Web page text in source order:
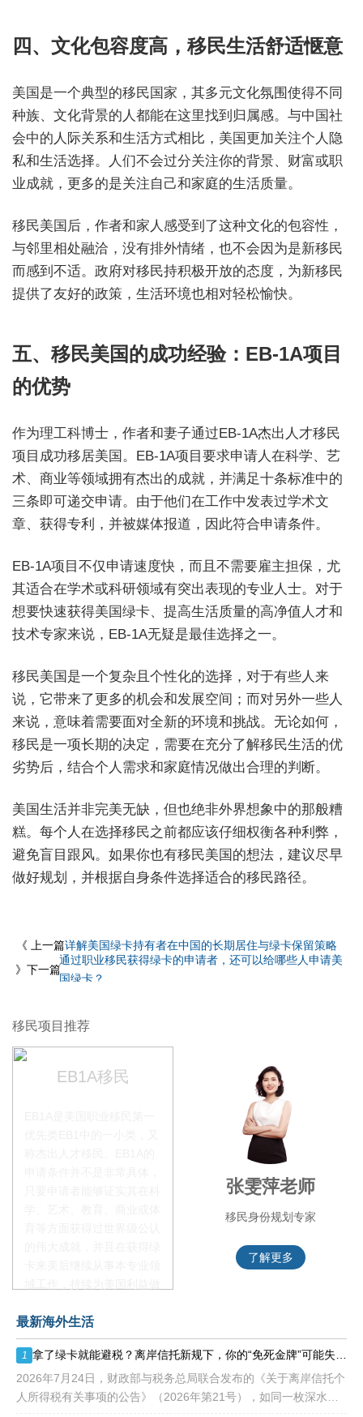
四、文化包容度高，移民生活舒适惬意
美国是一个典型的移民国家，其多元文化氛围使得不同
种族、文化背景的人都能在这里找到归属感。与中国社
会中的人际关系和生活方式相比，美国更加关注个人隐
私和生活选择。人们不会过分关注你的背景、财富或职
业成就，更多的是关注自己和家庭的生活质量。
移民美国后，作者和家人感受到了这种文化的包容性，
与邻里相处融洽，没有排外情绪，也不会因为是新移民
而感到不适。政府对移民持积极开放的态度，为新移民
提供了友好的政策，生活环境也相对轻松愉快。
五、移民美国的成功经验：EB-1A项目
的优势
作为理工科博士，作者和妻子通过EB-1A杰出人才移民
项目成功移居美国。EB-1A项目要求申请人在科学、艺
术、商业等领域拥有杰出的成就，并满足十条标准中的
三条即可递交申请。由于他们在工作中发表过学术文
章、获得专利，并被媒体报道，因此符合申请条件。
EB-1A项目不仅申请速度快，而且不需要雇主担保，尤
其适合在学术或科研领域有突出表现的专业人士。对于
想要快速获得美国绿卡、提高生活质量的高净值人才和
技术专家来说，EB-1A无疑是最佳选择之一。
移民美国是一个复杂且个性化的选择，对于有些人来
说，它带来了更多的机会和发展空间；而对另外一些人
来说，意味着需要面对全新的环境和挑战。无论如何，
移民是一项长期的决定，需要在充分了解移民生活的优
劣势后，结合个人需求和家庭情况做出合理的判断。
美国生活并非完美无缺，但也绝非外界想象中的那般糟
糕。每个人在选择移民之前都应该仔细权衡各种利弊，
避免盲目跟风。如果你也有移民美国的想法，建议尽早
做好规划，并根据自身条件选择适合的移民路径。
《 上一篇详解美国绿卡持有者在中国的长期居住与绿卡保留策略
》下一篇
通过职业移民获得绿卡的申请者，还可以给哪些人申请美
国绿卡？
移民项目推荐
EB1A移民
额占全球移民签证配额的
28.6%，即大约4万个移民
签证，都会用于满足"优
先"移民类别的申请。EB1A
不需要雇主支持、不用办理
张雯萍老师
移民身份规划专家
了解更多
最新海外生活
1
拿了绿卡就能避税？离岸信托新规下，你的“免死金牌”可能失效了！
2026年7月24日，财政部与税务总局联合发布的《关于离岸信托个
人所得税有关事项的公告》（2026年第21号），如同一枚深水炸